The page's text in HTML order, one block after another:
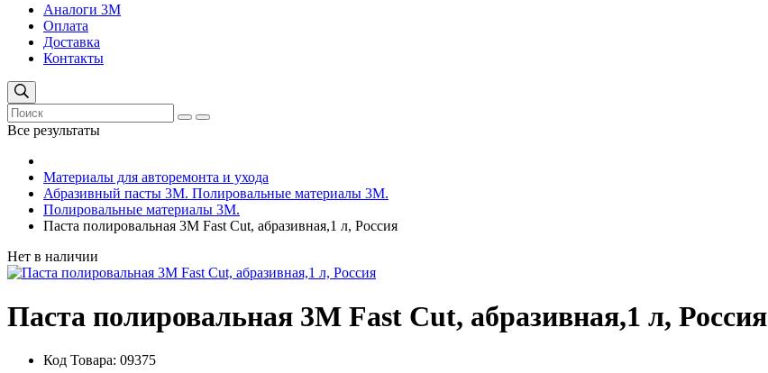
Аналоги 3М
Оплата
Доставка
Контакты
Все результаты
Материалы для авторемонта и ухода
Абразивный пасты 3М. Полировальные материалы 3М.
Полировальные материалы 3М.
Паста полировальная 3М Fast Cut, абразивная,1 л, Россия
Нет в наличии
Паста полировальная 3М Fast Cut, абразивная,1 л, Россия
Код Товара: 09375